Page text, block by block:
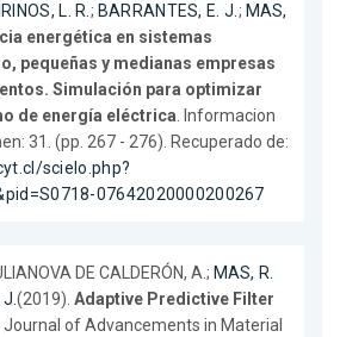
L. R.; BARRANTES, E. J.; MAS,
energética en sistemas
pequeñas y medianas empresas
Simulación para optimizar
de energía eléctrica. Informacion
31. (pp. 267 - 276). Recuperado de:
scielo.php?
07642020000200267
DE CALDERÓN, A.; MAS, R.
J.(2019).Adaptive Predictive Filter
Journal of Advancements in Material